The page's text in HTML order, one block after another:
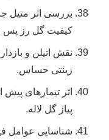
بررسی اثر متیل
کیفیت گل رز پس
نقش اتیلن و
زینتی حساس.
اثر تیمارهای
پیاز گل لاله.
شناسایی عوامل